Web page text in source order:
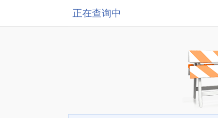
正在查询中